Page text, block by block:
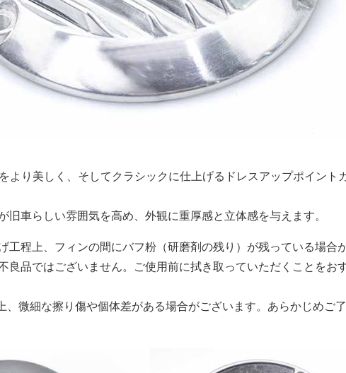
より美しく、そしてクラシックに仕上げるドレスアップポイント
旧車らしい雰囲気を高め、外観に重厚感と立体感を与えます。
工程上、フィンの間にバフ粉（研磨剤の残り）が残っている場合
良品ではございません。ご使用前に拭き取っていただくことをお
、微細な擦り傷や個体差がある場合がございます。あらかじめご了